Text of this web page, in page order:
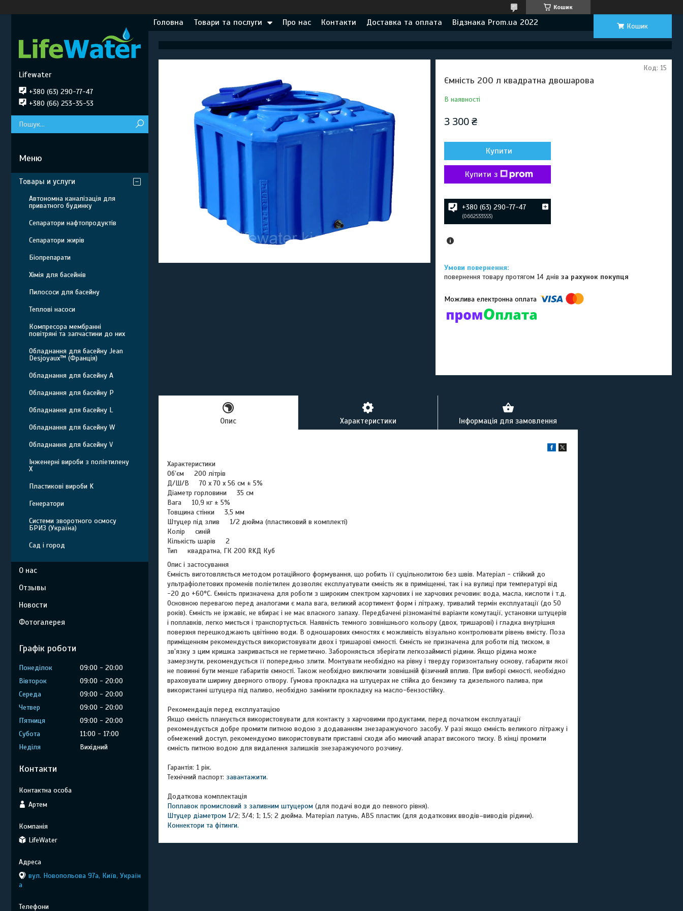
Кошик
Головна Товари та послуги Про нас Контакти Доставка та оплата Відзнака Prom.ua 2022 Кошик
Ємність 200 л квадратна двошарова
В наявності
Код: 15
3 300 ₴
Купити
Купити з
+380 (63) 290-77-47
0662533553
повернення товару протягом 14 днівза рахунок покупця
Опис Характеристики Інформація для замовлення
Характеристики
Об’єм 200 літрів
Д/Ш/В 70 x 70 x 56 см ± 5%
Діаметр горловини 35 см
Вага 10,9 кг ± 5%
Товщина стінки 3,5 мм
Штуцер під злив 1/2 дюйма (пластиковий в комплекті)
Колір синій
Кількість шарів 2
Тип квадратна, ГК 200 RKД Куб
Опис і застосування
Ємність виготовляється методом ротаційного формування, що робить її суцільнолитою без швів. Матеріал - стійкий до
ультрафіолетових променів поліетилен дозволяє експлуатувати ємність як в приміщенні, так і на вулиці при температурі від
-20 до +60°C. Ємність призначена для роботи з широким спектром харчових і не харчових речовин: вода, масла, кислоти і т.д.
Основною перевагою перед аналогами є мала вага, великий асортимент форм і літражу, тривалий термін експлуатації (до 50
років). Ємність не іржавіє, не вбирає і не має власного запаху. Передбачені різноманітні варіанти комутації, установки штуцерів
і поплавків, легко миється і транспортується. Наявність темного зовнішнього кольору (двох, тришарові) і гладка внутрішня
поверхня перешкоджають цвітінню води. В одношарових ємностях є можливість візуально контролювати рівень вмісту. Поза
приміщенням рекомендується використовувати двох і тришарові ємності. Ємність не призначена для роботи під тиском, в
зв'язку з цим кришка закривається не герметично. Забороняється зберігати легкозаймисті рідини. Якщо рідина може
замерзнути, рекомендується її попередньо злити. Монтувати необхідно на рівну і тверду горизонтальну основу, габарити якої
не повинні бути менше габаритів ємності. Також необхідно виключити зовнішній фізичний вплив. При виборі ємності, необхідно
враховувати ширину дверного отвору. Гумова прокладка на штуцерах не стійка до бензину та дизельного палива, при
використанні штуцера під паливо, необхідно замінити прокладку на масло-бензостійку.
Рекомендація перед експлуатацією
Якщо ємність планується використовувати для контакту з харчовими продуктами, перед початком експлуатації
рекомендується добре промити питною водою з додаванням знезаражуючого засобу. У разі якщо ємність великого літражу і
обмежений доступ, рекомендуємо використовувати приставні сходи або миючий апарат високого тиску. В кінці промити
ємність питною водою для видалення залишків знезаражуючого розчину.
Гарантія: 1 рік.
Технічний паспорт: завантажити.
Додаткова комплектація
Поплавок промисловий з заливним штуцером (для подачі води до певного рівня).
Штуцер діаметром 1/2; 3/4; 1; 1,5; 2 дюйма. Матеріал латунь, ABS пластик (для додаткових вводів–виводів рідини).
Коннектори та фітинги.
Lifewater
+380 (63) 290-77-47
+380 (66) 253-35-53
Товары и услуги
Автономна каналізація для
приватного будинку
Сепаратори нафтопродуктів
Сепаратори жирів
Біопрепарати
Хімія для басейнів
Пилососи для басейну
Теплові насоси
Компресора мембранні
повітряні та запчастини до них
Обладнання для басейну Jean
Desjoyaux™ (Франція)
Обладнання для басейну A
Обладнання для басейну P
Обладнання для басейну L
Обладнання для басейну W
Обладнання для басейну V
Інженерні вироби з поліетилену
Х
Пластикові вироби K
Генератори
Системи зворотного осмосу
БРИЗ (Україна)
Сад і город
О нас
Отзывы
Новости
Фотогалерея
Графік роботи
Понеділок 09:00
20:00
Вівторок
09:00
20:00
Середа
09:00
20:00
Четвер
09:00
20:00
Пʼятниця
09:00
20:00
Субота
11:00
17:00
Неділя
Вихідний
Контакти
Артем
LifeWater
вул. Новопольова 97а, Київ, Україн
а